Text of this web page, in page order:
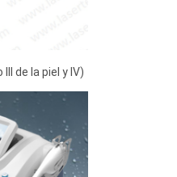
de la piel y IV)